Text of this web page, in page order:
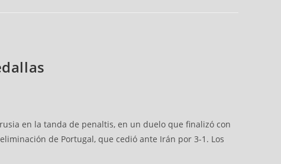
en la tanda de penaltis, en un duelo que finalizó con
de Portugal, que cedió ante Irán por 3-1. Los